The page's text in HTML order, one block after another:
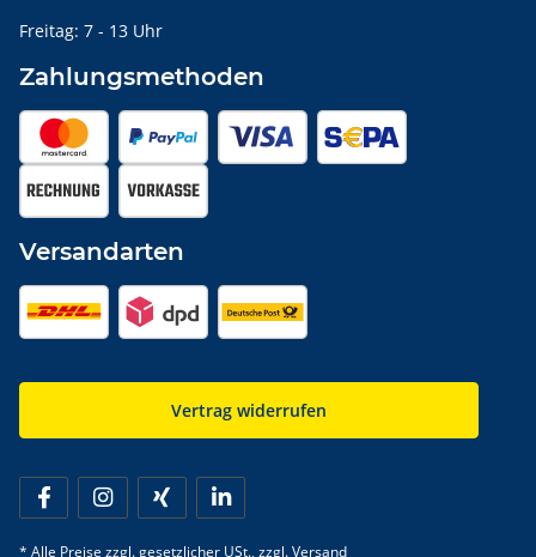
Freitag: 7 - 13 Uhr
Zahlungsmethoden
Versandarten
Vertrag widerrufen
* Alle Preise zzgl. gesetzlicher USt., zzgl.Versand